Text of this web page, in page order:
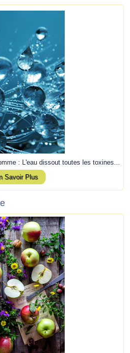
: L'eau dissout toutes les toxines...
Savoir Plus